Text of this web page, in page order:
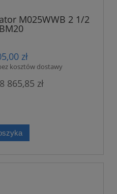
M025WWB 2 1/2
zł
kosztów dostawy
8 865,85 zł